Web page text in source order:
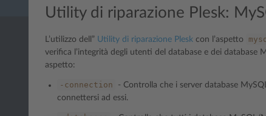
Utility di riparazione Plesk:
L’utilizzo dell” Utility di riparazione Plesk con l’aspetto
verifica l’integrità degli utenti del database e dei database
aspetto:
-connection
- Controlla che i server database
connettersi ad essi.